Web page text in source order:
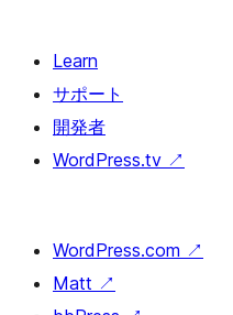
Learn
サポート
開発者
WordPress.tv ↗
WordPress.com ↗
Matt ↗